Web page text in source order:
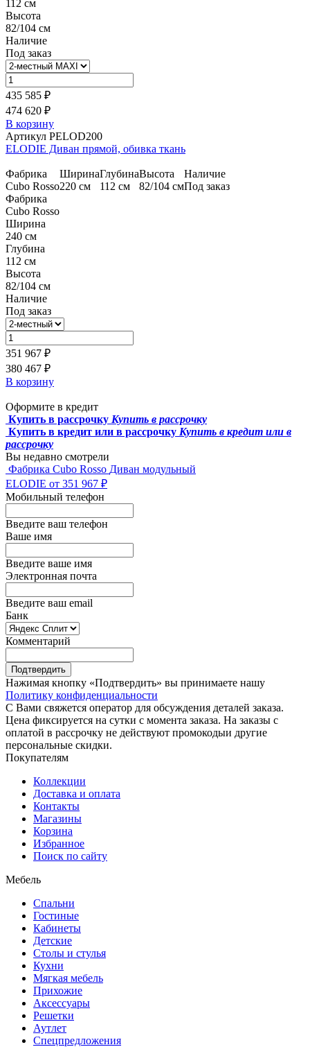
112 см
Высота
82/104 см
Наличие
Под заказ
435 585 ₽
474 620 ₽
В корзину
Артикул PELOD200
ELODIE Диван прямой, обивка ткань
Фабрика
Cubo Rosso
Ширина
220 см
Глубина
112 см
Высота
82/104 см
Наличие
Под заказ
Фабрика
Cubo Rosso
Ширина
240 см
Глубина
112 см
Высота
82/104 см
Наличие
Под заказ
351 967 ₽
380 467 ₽
В корзину
Оформите в кредит
Купить в рассрочку Купить в рассрочку
Купить в кредит или в рассрочку Купить в кредит или в
рассрочку
Вы недавно смотрели
Фабрика Cubo Rosso Диван модульный
ELODIE от 351 967 ₽
Мобильный телефон
Введите ваш телефон
Ваше имя
Введите ваше имя
Электронная почта
Введите ваш email
Банк
Комментарий
Подтвердить
Нажимая кнопку «Подтвердить» вы принимаете нашу
Политику конфиденциальности
С Вами свяжется оператор для обсуждения деталей заказа.
Цена фиксируется на сутки с момента заказа. На заказы с
оплатой в рассрочку не действуют промокодыи другие
персональные скидки.
Покупателям
Коллекции
Доставка и оплата
Контакты
Магазины
Корзина
Избранное
Поиск по сайту
Мебель
Спальни
Гостиные
Кабинеты
Детские
Столы и стулья
Кухни
Мягкая мебель
Прихожие
Аксессуары
Решетки
Аутлет
Спецпредложения